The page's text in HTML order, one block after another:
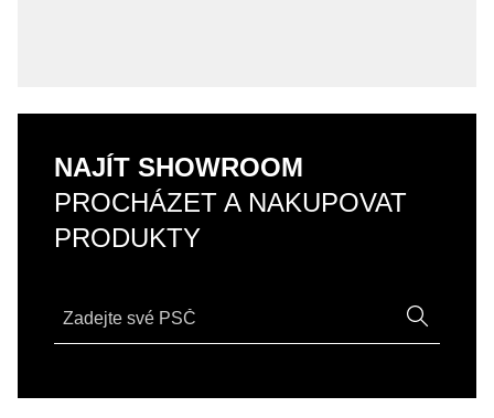
NAJÍT SHOWROOM
PROCHÁZET A NAKUPOVAT
PRODUKTY